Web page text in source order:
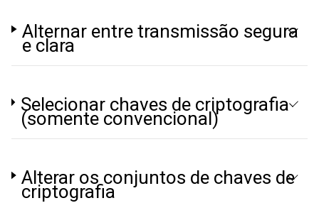
Alternar entre transmissão segura
e clara
Selecionar chaves de criptografia
(somente convencional)
Alterar os conjuntos de chaves de
criptografia